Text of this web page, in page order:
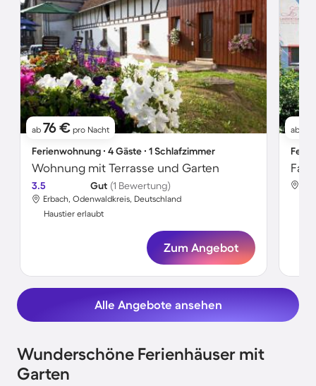
ab 76 € pro Nacht
Ferienwohnung ∙ 4 Gäste ∙ 1 Schlafzimmer
Wohnung mit Terrasse und Garten
3.5 Gut (1 Bewertung)
Erbach, Odenwaldkreis, Deutschland
Haustier erlaubt
Zum Angebot
ab
Alle Angebote ansehen
Wunderschöne Ferienhäuser mit
Garten